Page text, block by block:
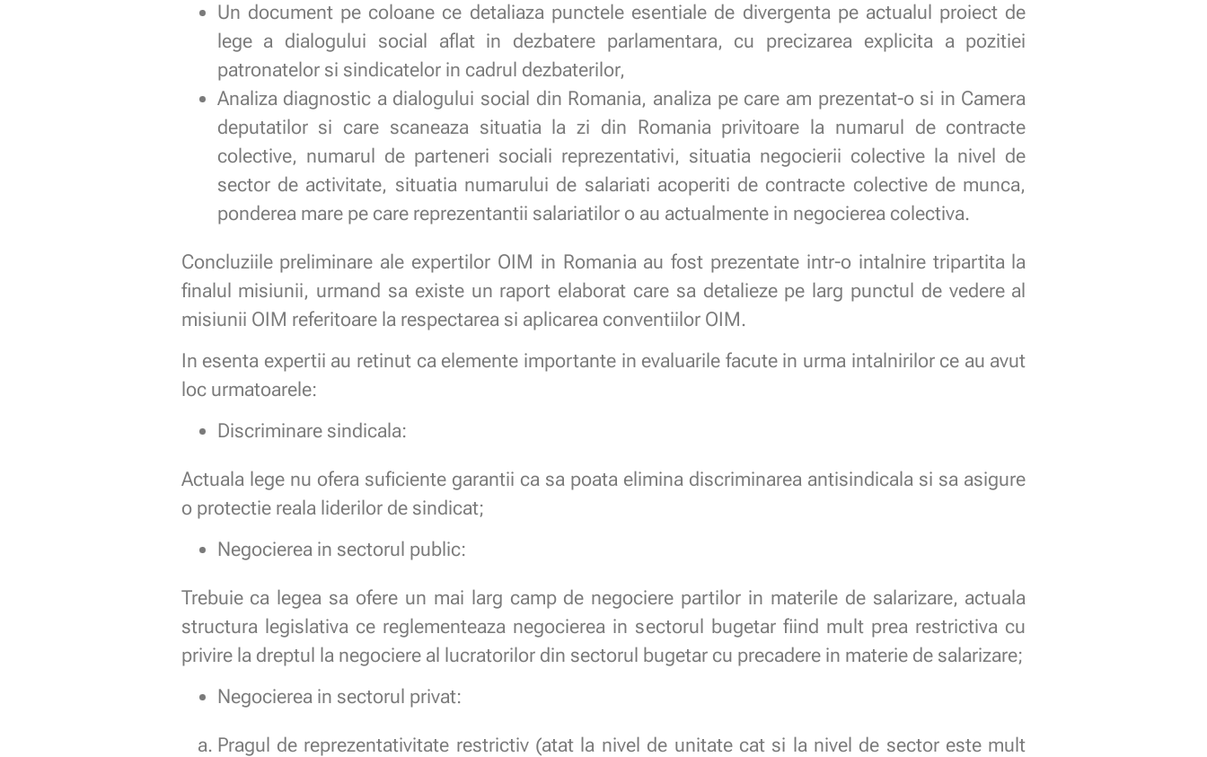
Un document pe coloane ce detaliaza punctele esentiale de divergenta pe actualul proiect de
lege a dialogului social aflat in dezbatere parlamentara, cu precizarea explicita a pozitiei
patronatelor si sindicatelor in cadrul dezbaterilor,
Analiza diagnostic a dialogului social din Romania, analiza pe care am prezentat-o si in Camera
deputatilor si care scaneaza situatia la zi din Romania privitoare la numarul de contracte
colective, numarul de parteneri sociali reprezentativi, situatia negocierii colective la nivel de
sector de activitate, situatia numarului de salariati acoperiti de contracte colective de munca,
ponderea mare pe care reprezentantii salariatilor o au actualmente in negocierea colectiva.
Concluziile preliminare ale expertilor OIM in Romania au fost prezentate intr-o intalnire tripartita la
finalul misiunii, urmand sa existe un raport elaborat care sa detalieze pe larg punctul de vedere al
misiunii OIM referitoare la respectarea si aplicarea conventiilor OIM.
In esenta expertii au retinut ca elemente importante in evaluarile facute in urma intalnirilor ce au avut
loc urmatoarele:
Discriminare sindicala:
Actuala lege nu ofera suficiente garantii ca sa poata elimina discriminarea antisindicala si sa asigure
o protectie reala liderilor de sindicat;
Negocierea in sectorul public:
Trebuie ca legea sa ofere un mai larg camp de negociere partilor in materile de salarizare, actuala
structura legislativa ce reglementeaza negocierea in sectorul bugetar fiind mult prea restrictiva cu
privire la dreptul la negociere al lucratorilor din sectorul bugetar cu precadere in materie de salarizare;
Negocierea in sectorul privat:
Pragul de reprezentativitate restrictiv (atat la nivel de unitate cat si la nivel de sector este mult